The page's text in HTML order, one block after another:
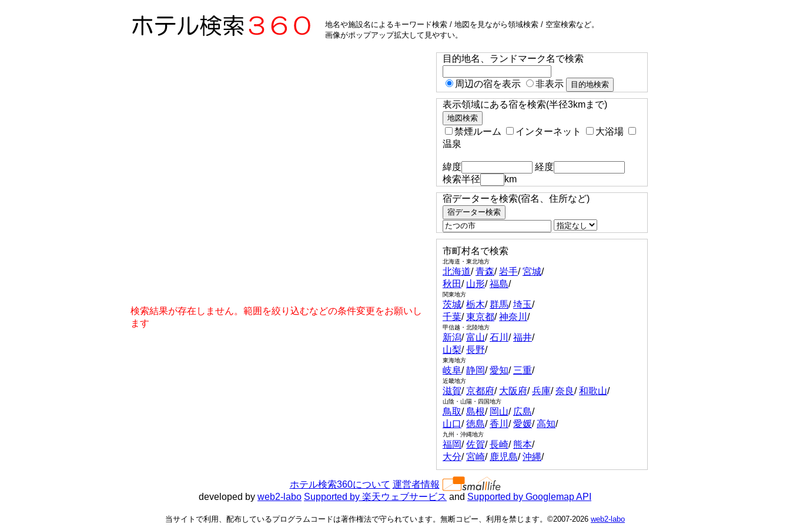
地名や施設名によるキーワード検索 / 地図を見ながら領域検索 / 空室検索など。
画像がポップアップ拡大して見やすい。
検索結果が存在しません。範囲を絞り込むなどの条件変更をお願いし
ます
目的地名、ランドマーク名で検索
周辺の宿を表示 非表示
表示領域にある宿を検索(半径3kmまで)
禁煙ルーム インターネット
大浴場
温泉
緯度
経度
検索半径
km
宿データーを検索(宿名、住所など)
市町村名で検索
北海道・東北地方
北海道/青森/岩手/宮城/
秋田/ 山形/福島/
関東地方
茨城/栃木/群馬/埼玉/
千葉/東京都/神奈川 /
甲信越・北陸地方
新潟/富山/石川 /福井/
山梨/長野/
東海地方
岐阜/静岡/愛知/ 三重/
近畿地方
滋賀/京都府/ 大阪府/兵庫/奈良/和歌山/
山陰・山陽・四国地方
鳥取/島根/ 岡山/ 広島/
山口/徳島/香川 /愛媛/高知/
九州・沖縄地方
福岡/佐賀/長崎/熊本/
大分/宮崎/ 鹿児島/沖縄/
ホテル検索360について 運営者情報
developed by web2-labo Supported by 楽天ウェブサービス and Supported by Googlemap API
当サイトで利用、配布しているプログラムコードは著作権法で守られています。無断コピー、利用を禁じます。©2007-2026 web2-labo